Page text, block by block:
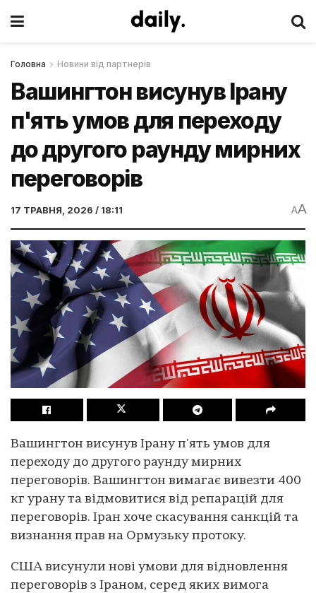
Головна Новини від партнерів
Вашингтон висунув Ірану
п'ять умов для переходу
до другого раунду мирних
переговорів
17 ТРАВНЯ, 2026 / 18:11 AA
Вашингтон висунув Ірану п'ять умов для
переходу до другого раунду мирних
переговорів. Вашингтон вимагає вивезти 400
кг урану та відмовитися від репарацій для
переговорів. Іран хоче скасування санкцій та
визнання прав на Ормузьку протоку.
США висунули нові умови для відновлення
переговорів з Іраном, серед яких вимога